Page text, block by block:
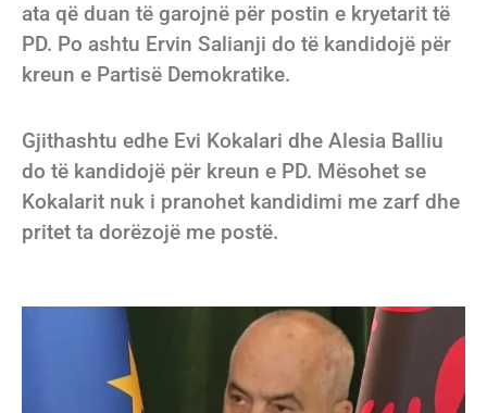
ata që duan të garojnë për postin e kryetarit të
PD. Po ashtu Ervin Salianji do të kandidojë për
kreun e Partisë Demokratike.
Gjithashtu edhe Evi Kokalari dhe Alesia Balliu
do të kandidojë për kreun e PD. Mësohet se
Kokalarit nuk i pranohet kandidimi me zarf dhe
pritet ta dorëzojë me postë.